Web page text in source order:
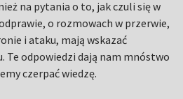
na pytania o to, jak czuli się w
o rozmowach w przerwie,
i ataku, mają wskazać
Te odpowiedzi dają nam mnóstwo
czerpać wiedzę.